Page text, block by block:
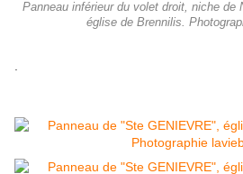
Panneau inférieur du volet droit, niche de
église de Brennilis.